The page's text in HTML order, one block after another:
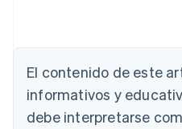
El contenido de este
informativos y
debe interpretarse
DeutschEnglish
Australia
English
Austria
DeutschEnglish